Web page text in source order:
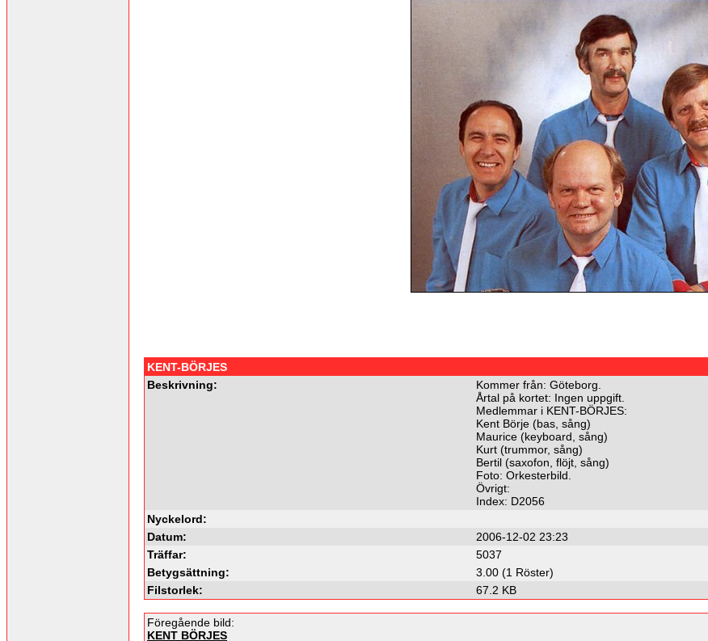
KENT-BÖRJES
Beskrivning:
Kommer från: Göteborg.
Årtal på kortet: Ingen uppgift.
Medlemmar i KENT-BÖRJES:
Kent Börje (bas, sång)
Maurice (keyboard, sång)
Kurt (trummor, sång)
Bertil (saxofon, flöjt, sång)
Foto: Orkesterbild.
Övrigt:
Index: D2056
Nyckelord:
Datum:
2006-12-02 23:23
Träffar:
5037
Betygsättning:
3.00 (1 Röster)
Filstorlek:
67.2 KB
Föregående bild:
KENT BÖRJES